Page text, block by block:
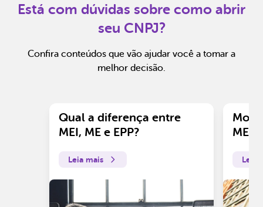
Está com dúvidas sobre como abrir
seu CNPJ?
Confira conteúdos que vão ajudar você a tomar a
melhor decisão.
Qual a diferença entre
MEI, ME e EPP?
Leia mais
ME?
Leia